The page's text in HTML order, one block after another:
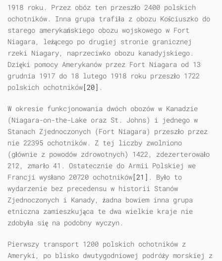
1918 roku. Przez obóz ten przeszło 2400 polskich
ochotników. Inna grupa trafiła z obozu Kościuszko do
starego amerykańskiego obozu wojskowego w Fort
Niagara, leżącego po drugiej stronie granicznej
rzeki Niagary, naprzeciwko obozu kanadyjskiego.
Dzięki pomocy Amerykanów przez Fort Niagara od 13
grudnia 1917 do 18 lutego 1918 roku przeszło 1722
polskich ochotników[20] .
W okresie funkcjonowania dwóch obozów w Kanadzie
(Niagara-on-the-Lake oraz St. Johns) i jednego w
Stanach Zjednoczonych (Fort Niagara) przeszło przez
nie 22395 ochotników. Z tej liczby zwolniono
(głównie z powodów zdrowotnych) 1422, zdezerterowało
212, zmarło 41. Ostatecznie do Armii Polskiej we
Francji wysłano 20720 ochotników[21] . Było to
wydarzenie bez precedensu w historii Stanów
Zjednoczonych i Kanady, żadna bowiem inna grupa
etniczna zamieszkująca te dwa wielkie kraje nie
zdobyła się na podobny wyczyn.
Pierwszy transport 1200 polskich ochotników z
Ameryki, po blisko dwutygodniowej podróży morskiej z